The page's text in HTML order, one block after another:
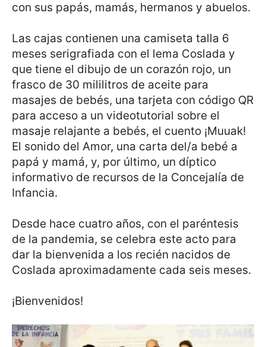
con sus papás, mamás, hermanos y abuelos.
Las cajas contienen una camiseta talla 6
meses serigrafiada con el lema Coslada y
que tiene el dibujo de un corazón rojo, un
frasco de 30 mililitros de aceite para
masajes de bebés, una tarjeta con código QR
para acceso a un videotutorial sobre el
masaje relajante a bebés, el cuento ¡Muuak!
El sonido del Amor, una carta del/a bebé a
papá y mamá, y, por último, un díptico
informativo de recursos de la Concejalía de
Infancia.
Desde hace cuatro años, con el paréntesis
de la pandemia, se celebra este acto para
dar la bienvenida a los recién nacidos de
Coslada aproximadamente cada seis meses.
¡Bienvenidos!